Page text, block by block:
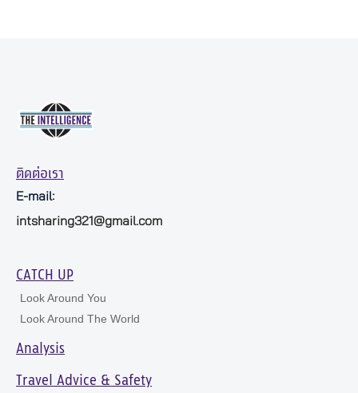
ติดต่อเรา
E-mail:
intsharing321@gmail.com
CATCH UP
Look Around You
Look Around The World
Analysis
Travel Advice & Safety